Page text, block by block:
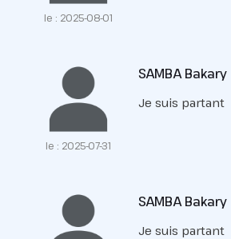
le : 2025-08-01
le : 2025-07-31
SAMBA Bakary
Je suis partant
SAMBA Bakary
Je suis partant